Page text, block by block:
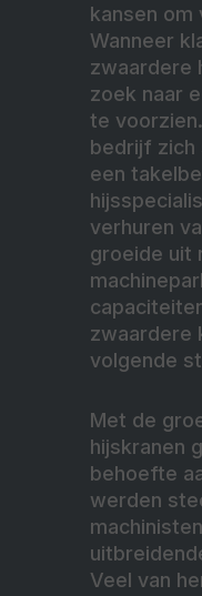
kansen om
Wanneer
zwaardere
zoek naar
te
bedrijf zich
een
verhuren
groeide uit
zwaardere
volgende
Met de
hijskranen
behoefte
werden
Veel van